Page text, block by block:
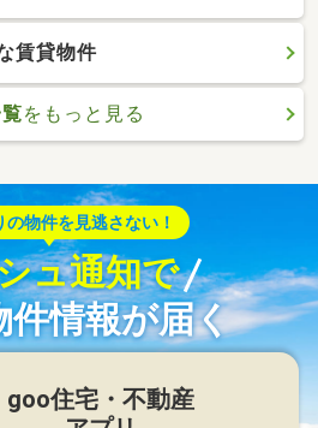
賃貸物件
をもっと見る
の物件を見逃さない！
ュ通知で
件情報が届く
goo住宅・不動産